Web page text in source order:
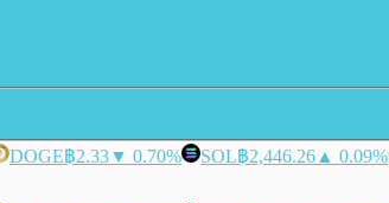
DOGE฿2.33▼ 0.70% SOL฿2,446.26 ▲ 0.09%